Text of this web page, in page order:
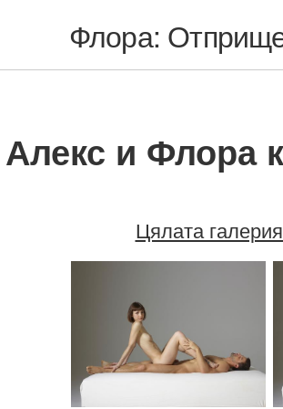
Флора:
Алекс и Флора
Цялата